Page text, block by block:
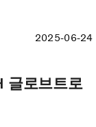
2025-06-24
글로브트로